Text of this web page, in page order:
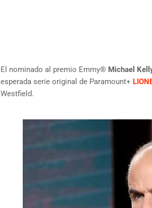
El nominado al premio Emmy® Michael
esperada serie original de Paramount+
Westfield.